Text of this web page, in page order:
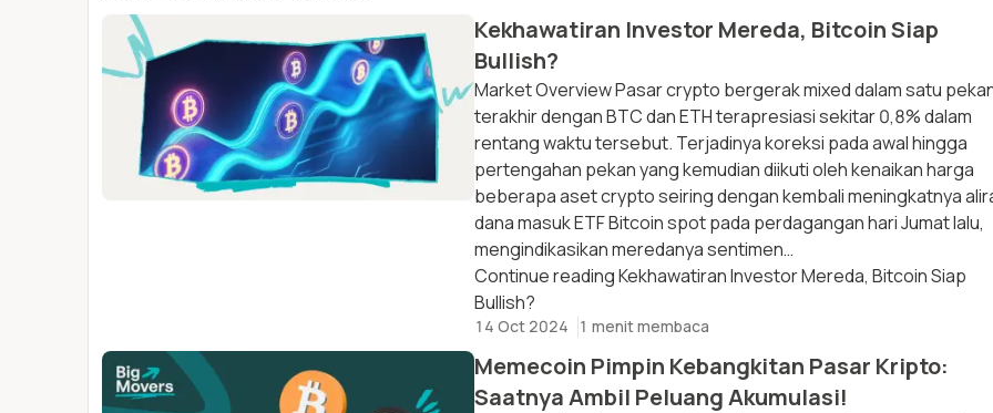
Kekhawatiran Investor Mereda, Bitcoin Siap
Bullish?
Market Overview Pasar crypto bergerak mixed dalam satu
terakhir dengan BTC dan ETH terapresiasi sekitar 0,8% dalam
rentang waktu tersebut. Terjadinya koreksi pada awal hingga
pertengahan pekan yang kemudian diikuti oleh kenaikan harga
beberapa aset crypto seiring dengan kembali meningkatnya
dana masuk ETF Bitcoin spot pada perdagangan hari Jumat lalu,
mengindikasikan meredanya sentimen…
Continue readingKekhawatiran Investor Mereda, Bitcoin Siap
Bullish?
14 Oct 2024 1 menit membaca
Memecoin Pimpin Kebangkitan Pasar Kripto:
Saatnya Ambil Peluang Akumulasi!